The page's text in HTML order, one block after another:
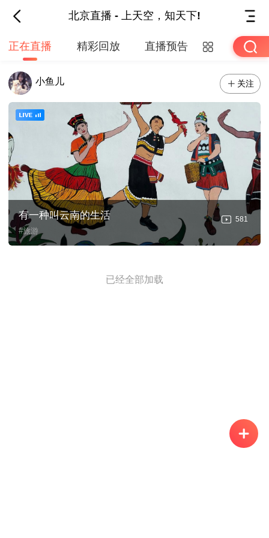
北京直播 - 上天空，知天下!
正在直播 精彩回放 直播预告
小鱼儿 关注
581
有一种叫云南的生活
#旅游
已经全部加载